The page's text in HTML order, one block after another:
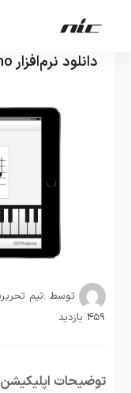
دانلود نرم‌افزار Piano برای آیفون، آیپاد و آیپد
توسط :تیم
459 بازدید
توضیحات